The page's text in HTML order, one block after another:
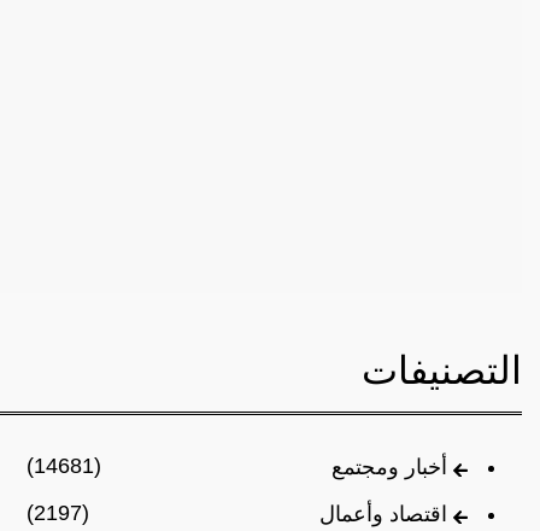
التصنيفات
أخبار ومجتمع
(14681)
اقتصاد وأعمال
(2197)